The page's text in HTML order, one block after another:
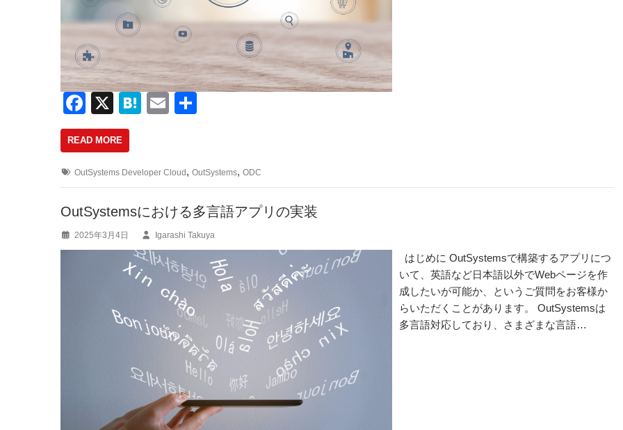
F
a
c
e
b
o
o
X
H
n
a
E
READ MORE
OutSystems Developer Cloud , OutSystems, ODC
OutSystemsにおける多言語アプリの実装
2025年3月4日 Igarashi Takuya
はじめに OutSystemsで構築するアプリにつ
いて、英語など日本語以外でWebページを作
成したいが可能か、というご質問をお客様か
らいただくことがあります。 OutSystemsは
多言語対応しており、さまざまな言語…